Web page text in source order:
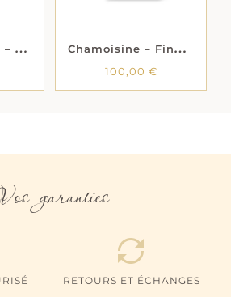
B
ain nettoyant – Fine Stones clean – Hagerty C
hamoisine – Fine Stones Cloth – Hagerty
100,00 €
garanties
RETOURS ET ÉCHANGES